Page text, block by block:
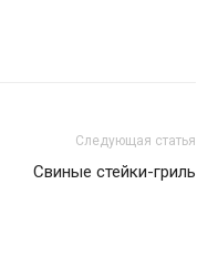
Следующая статья
Свиные стейки-гриль